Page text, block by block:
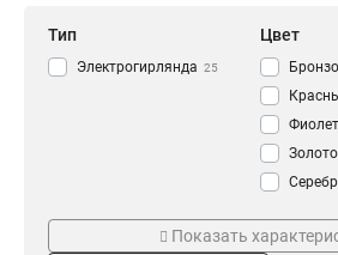
Тип
Электрогирлянда 25
Цвет
2м 2
Показать